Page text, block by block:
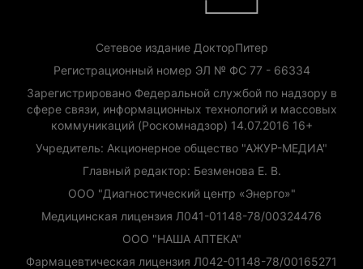
Сетевое издание ДокторПитер
Регистрационный номер ЭЛ № ФС 77 - 66334
Зарегистрировано Федеральной службой по надзору в
сфере связи, информационных технологий и массовых
коммуникаций (Роскомнадзор) 14.07.2016 16+
Учредитель: Акционерное общество "АЖУР-МЕДИА"
Главный редактор: Безменова Е. В.
ООО "Диагностический центр «Энерго»"
Медицинская лицензия Л041-01148-78/00324476
ООО "НАША АПТЕКА"
Фармацевтическая лицензия Л042-01148-78/00165271